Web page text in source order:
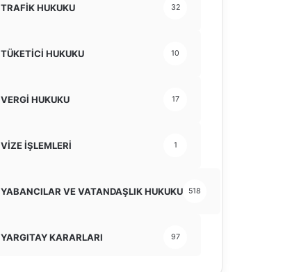
TRAFİK HUKUKU 32
TÜKETİCİ HUKUKU 10
VERGİ HUKUKU 17
VİZE İŞLEMLERİ 1
YABANCILAR VE VATANDAŞLIK HUKUKU 518
YARGITAY KARARLARI 97